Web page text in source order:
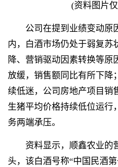
(资料图片
公司在提到业绩变动原
内，白酒市场仍处于弱复苏
降、营销驱动因素转换等原
放缓，销售额同比有所下降
续低迷，公司房地产项目销
生猪平均价格持续低位运行
务两端承压。
资料显示，顺鑫农业的
头，该白酒号称“中国民酒